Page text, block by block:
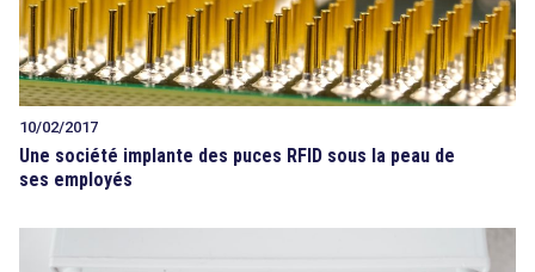
10/02/2017
Une société implante des puces RFID sous la peau de
ses employés